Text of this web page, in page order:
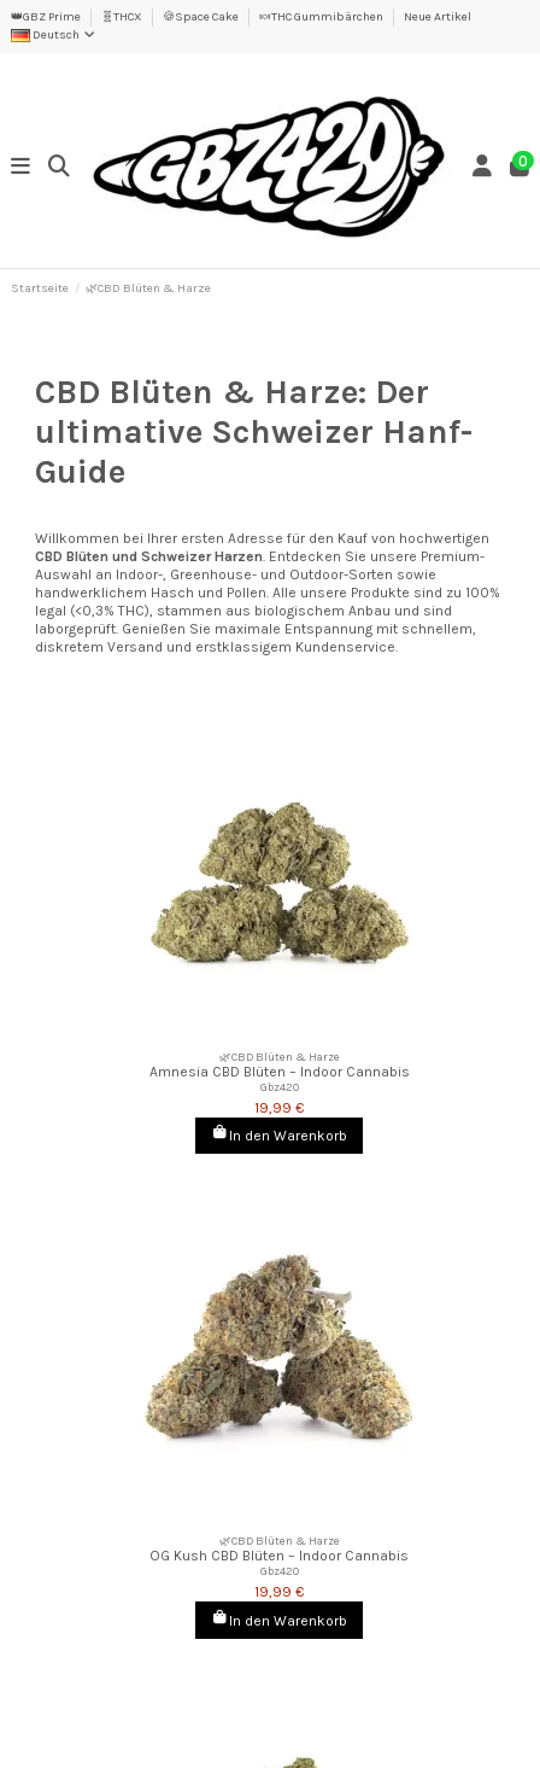
👑GBZ Prime 🧬THCX 🍪Space Cake 🍬THC Gummibärchen
Neue Artikel
Deutsch
0
Startseite 🌿CBD Blüten & Harze
CBD Blüten & Harze: Der
ultimative Schweizer Hanf-
Guide
Willkommen bei Ihrer ersten Adresse für den Kauf von hochwertigen
CBD Blüten und Schweizer Harzen . Entdecken Sie unsere Premium-
Auswahl an Indoor-, Greenhouse- und Outdoor-Sorten sowie
handwerklichem Hasch und Pollen. Alle unsere Produkte sind zu 100%
legal (<0,3% THC), stammen aus biologischem Anbau und sind
laborgeprüft. Genießen Sie maximale Entspannung mit schnellem,
diskretem Versand und erstklassigem Kundenservice.
🌿CBD Blüten & Harze
Amnesia CBD Blüten – Indoor Cannabis
Gbz420
19,99 €
In den Warenkorb
🌿CBD Blüten & Harze
OG Kush CBD Blüten – Indoor Cannabis
Gbz420
19,99 €
In den Warenkorb